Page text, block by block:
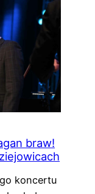
braw!
koncertu